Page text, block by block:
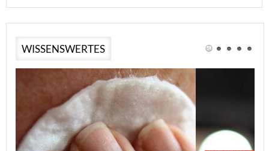
WISSENSWERTES